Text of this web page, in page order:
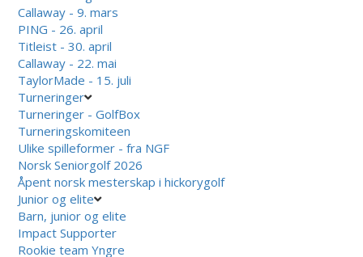
Callaway - 9. mars
PING - 26. april
Titleist - 30. april
Callaway - 22. mai
TaylorMade - 15. juli
Turneringer
Turneringer - GolfBox
Turneringskomiteen
Ulike spilleformer - fra NGF
Norsk Seniorgolf 2026
Åpent norsk mesterskap i hickorygolf
Junior og elite
Barn, junior og elite
Impact Supporter
Rookie team Yngre